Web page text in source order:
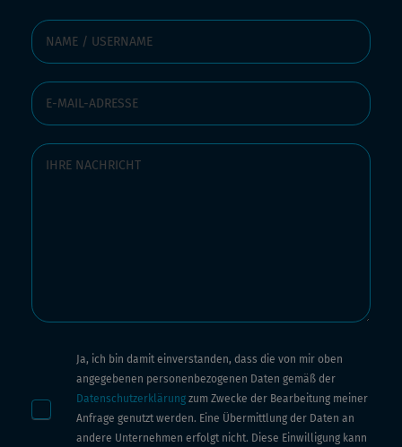
Ja, ich bin damit einverstanden, dass die von mir oben
angegebenen personenbezogenen Daten gemäß der
Datenschutzerklärung zum Zwecke der Bearbeitung meiner
Anfrage genutzt werden. Eine Übermittlung der Daten an
andere Unternehmen erfolgt nicht. Diese Einwilligung kann